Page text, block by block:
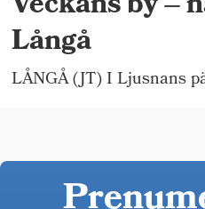
Långå
LÅNGÅ (JT) I Ljusnans